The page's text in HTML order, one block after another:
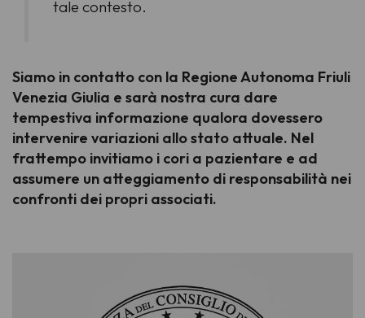
tale contesto.
Siamo in contatto con la Regione Autonoma Friuli
Venezia Giulia e sarà nostra cura dare
tempestiva informazione qualora dovessero
intervenire variazioni allo stato attuale. Nel
frattempo invitiamo i cori a pazientare e ad
assumere un atteggiamento di responsabilità nei
confronti dei propri associati.